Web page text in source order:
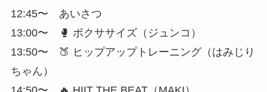
12:45〜 あいさつ
13:00〜 🥊 ボクササイズ（ジュンコ）
13:50〜 🍑 ヒップアップトレーニング（はみじり
ちゃん）